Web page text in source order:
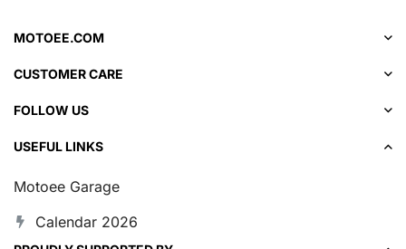
MOTOEE.COM
CUSTOMER CARE
FOLLOW US
USEFUL LINKS
Motoee Garage
Calendar 2026